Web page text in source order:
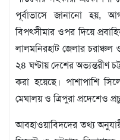
গনমাধ্যম
সংবাদ
বিজ্ঞপ্তি
চাকুরী
পূর্বাভাসে জানানো হয়,
বিপৎসীমার ওপর দিয়ে
লালমনিরহাট জেলার চরাঞ্চল
২৪ ঘণ্টায় দেশের অভ্যন্তরীণ
করা হয়েছে। পাশাপাশি
মেঘালয় ও ত্রিপুরা প্রদেশেও
আবহাওয়াবিদদের তথ্য